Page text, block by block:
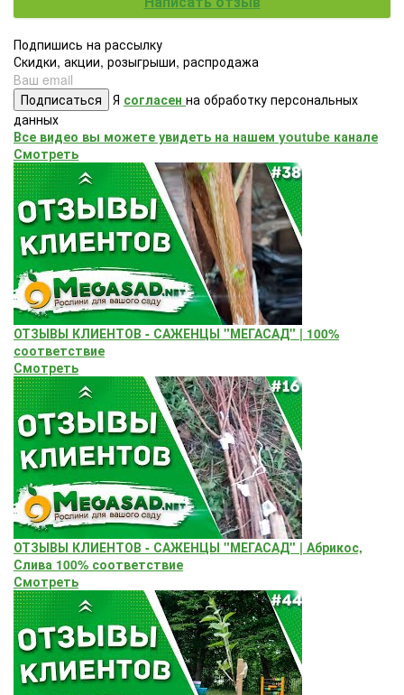
Подпишись на рассылку
Скидки, акции, розыгрыши, распродажа
Подписаться Я согласен на обработку персональных
данных
Все видео вы можете увидеть на нашем youtube канале
Смотреть
ОТЗЫВЫ КЛИЕНТОВ - САЖЕНЦЫ "МЕГАСАД" | 100%
соответствие
Смотреть
ОТЗЫВЫ КЛИЕНТОВ - САЖЕНЦЫ "МЕГАСАД" | Абрикос,
Слива 100% соответствие
Смотреть